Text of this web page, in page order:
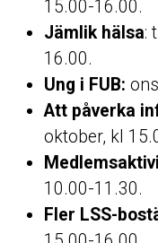
15.00-16.00.
Jämlik hälsa:
16.00.
Ung i FUB:
Att påverka
oktober, kl
10.00-11.30.
Fler LSS-